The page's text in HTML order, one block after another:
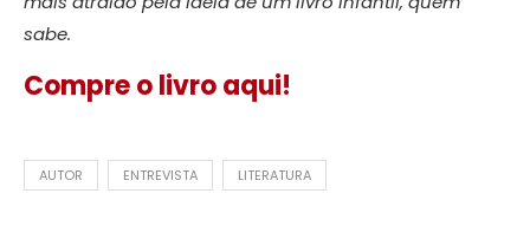
sabe.
Compre o livro aqui!
AUTOR ENTREVISTA LITERATURA